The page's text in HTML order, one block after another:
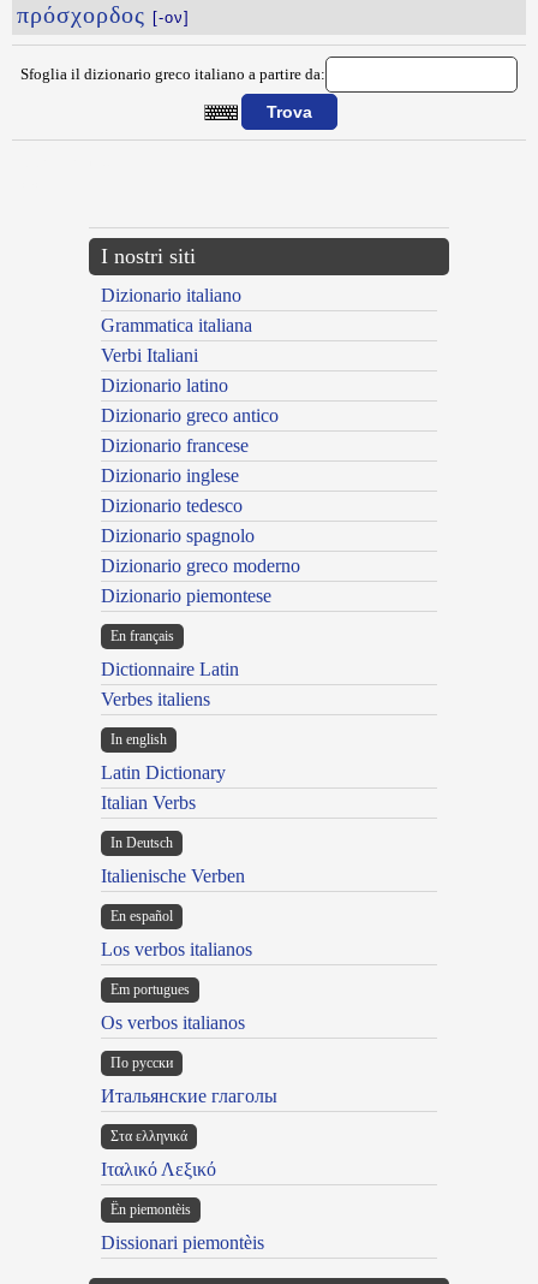
πρόσχορδος [-ον]
Sfoglia il dizionario greco italiano a partire da:
I nostri siti
Dizionario italiano
Grammatica italiana
Verbi Italiani
Dizionario latino
Dizionario greco antico
Dizionario francese
Dizionario inglese
Dizionario tedesco
Dizionario spagnolo
Dizionario greco moderno
Dizionario piemontese
En français
Dictionnaire Latin
Verbes italiens
In english
Latin Dictionary
Italian Verbs
In Deutsch
Italienische Verben
En español
Los verbos italianos
Em portugues
Os verbos italianos
По русски
Итальянские глаголы
Στα ελληνικά
Ιταλικό Λεξικό
Ën piemontèis
Dissionari piemontèis